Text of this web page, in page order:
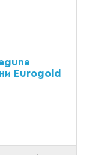
Eurogold